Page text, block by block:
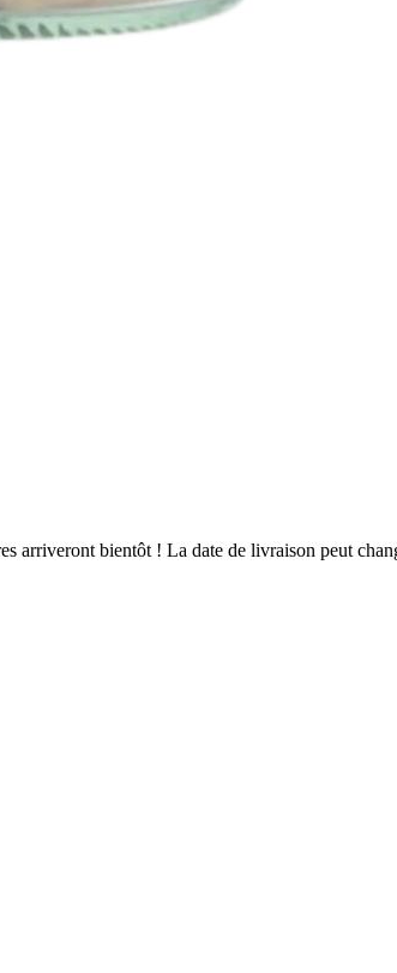
arriveront bientôt ! La date de livraison peut